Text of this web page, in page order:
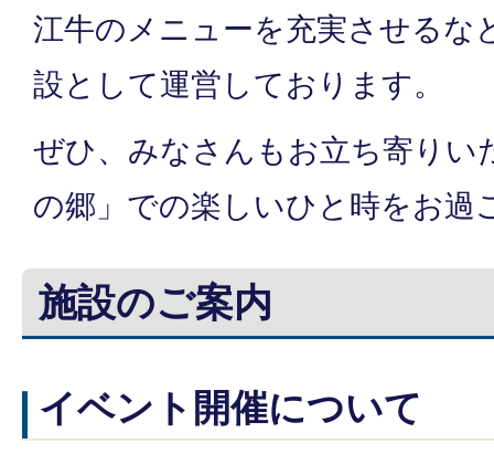
江牛のメニューを充実させるな
設として運営しております。
ぜひ、みなさんもお立ち寄りい
の郷」での楽しいひと時をお過
施設のご案内
イベント開催について